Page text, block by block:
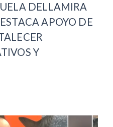
DELLAMIRA
APOYO DE
Y